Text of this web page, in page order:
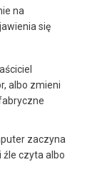
na
się
albo zmieni
zaczyna
źle czyta albo